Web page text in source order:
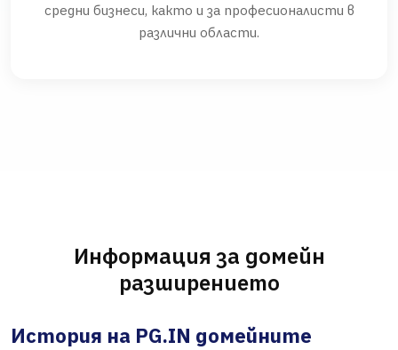
средни бизнеси, както и за професионалисти в
различни области.
Информация за домейн
разширението
История на PG.IN домейните